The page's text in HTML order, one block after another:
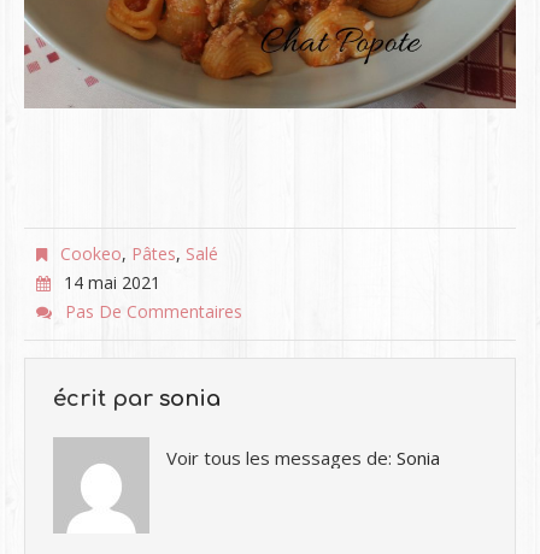
Cookeo, Pâtes, Salé
14 mai 2021
Pas De Commentaires
écrit par sonia
Voir tous les messages de: Sonia